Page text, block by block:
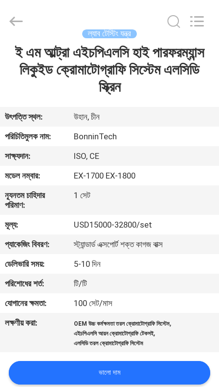
বাড়ি
ভিডিও
সম্পর্কে
কারখানা
মান
নিয়ন্ত্রণ
করুন
জন্য
আবেদন
Copyright
Wuhan
Technology
ল্যাব টেস্টিং যন্ত্র
ই এম আল্ট্রা এইচপিএলসি হাই পারফরম্যান্স
লিকুইড ক্রোমাটোগ্রাফি সিস্টেম এলসিডি
স্ক্রিন
উৎপত্তি স্থল:
উহান, চীন
পরিচিতিমুলক নাম:
BonninTech
সাক্ষ্যদান:
ISO, CE
মডেল নম্বার:
EX-1700 EX-1800
ন্যূনতম চাহিদার
পরিমাণ:
1 সেট
মূল্য:
USD15000-32800/set
প্যাকেজিং বিবরণ:
স্ট্যান্ডার্ড এক্সপোর্ট শক্ত কাগজ বাক্স
ডেলিভারি সময়:
5-10 দিন
পরিশোধের শর্ত:
টি/টি
যোগানের ক্ষমতা:
100 সেট/মাস
লক্ষণীয় করা:
OEM উচ্চ কর্মক্ষমতা তরল ক্রোমাটোগ্রাফি সিস্টেম,
এইচপিএলসি আয়ন ক্রোমাটোগ্রাফি টেকসই,
এলসিডি তরল ক্রোমাটোগ্রাফি সিস্টেম
ভালো দাম